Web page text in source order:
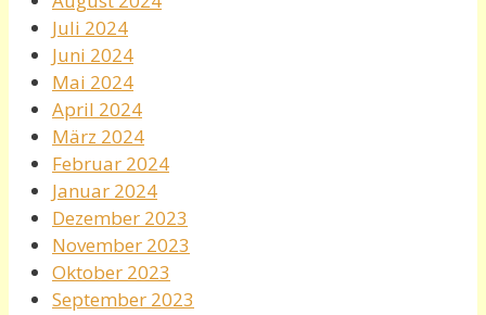
Juli 2024
Juni 2024
Mai 2024
April 2024
März 2024
Februar 2024
Januar 2024
Dezember 2023
November 2023
Oktober 2023
September 2023